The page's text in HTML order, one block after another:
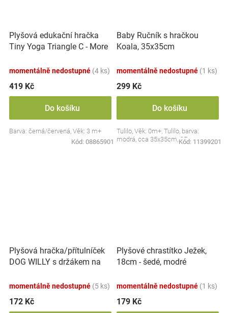
Plyšová edukační hračka
Tiny Yoga Triangle C - More
BabyOno
momentálně nedostupné (4 ks)
419 Kč
Do košíku
Barva: černá/červená, Věk: 3 m+
Kód: 08865901
Baby Ručník s hračkou
Koala, 35x35cm
momentálně nedostupné (1 ks)
299 Kč
Do košíku
Tulilo, Věk: 0m+, Tulilo, barva:
modrá, cca 35x35cm, CE
Kód: 11399201
Plyšová hračka/přítulníček
DOG WILLY s držákem na
momentálně nedostupné (5 ks)
172 Kč
Plyšové chrastítko Ježek,
18cm - šedé, modré
momentálně nedostupné (1 ks)
179 Kč